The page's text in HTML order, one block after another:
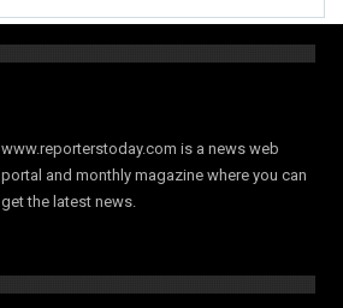
www.reporterstoday.com is a news web
portal and monthly magazine where you can
get the latest news.